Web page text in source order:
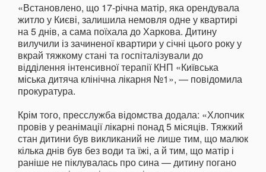
«Встановлено, що 17-річна матір, яка орендувала
житло у Києві, залишила немовля одне у квартирі
на 5 днів, а сама поїхала до Харкова. Дитину
вилучили із зачиненої квартири у січні цього року у
вкрай тяжкому стані та госпіталізували до
відділення інтенсивної терапії КНП «Київська
міська дитяча клінічна лікарня №1», — повідомила
прокуратура.
Крім того, пресслужба відомства додала: «Хлопчик
провів у реанімації лікарні понад 5 місяців. Тяжкий
стан дитини був викликаний не лише тим, що малюк
кілька днів був без води та їжі, а й тим, що матір і
раніше не піклувалась про сина — дитину погано